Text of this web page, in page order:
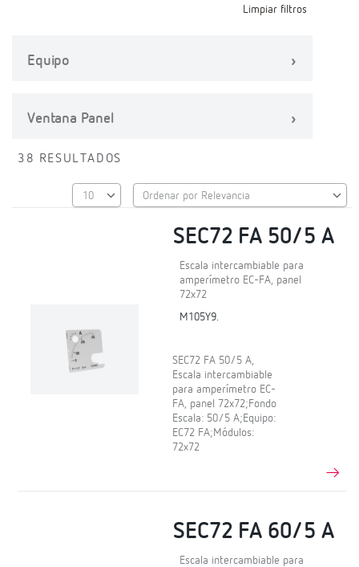
Limpiar filtros
Equipo
Ventana Panel
38 RESULTADOS
SEC72 FA 50/5 A
Escala intercambiable para
amperímetro EC-FA, panel
72x72
M105Y9.
SEC72 FA 50/5 A,
Escala intercambiable
para amperímetro EC-
FA, panel 72x72;Fondo
Escala: 50/5 A;Equipo:
EC72 FA;Módulos:
72x72
SEC72 FA 60/5 A
Escala intercambiable para